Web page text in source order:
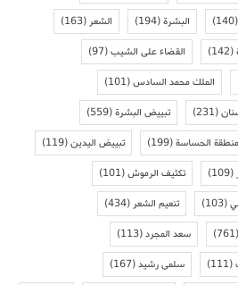
(140) البشرة(194) الشعر(163)
(142) القضاء على الشيب(97)
الملك محمد السادس(101)
(231) تبييض البشرة(559)
الحساسة(199) تبييض اليدين(119)
(109) تكثيف الرموش(101)
(103) تنعيم الشعر(434)
(761) سعد المجرد(113)
(111) سلمى رشيد(167)